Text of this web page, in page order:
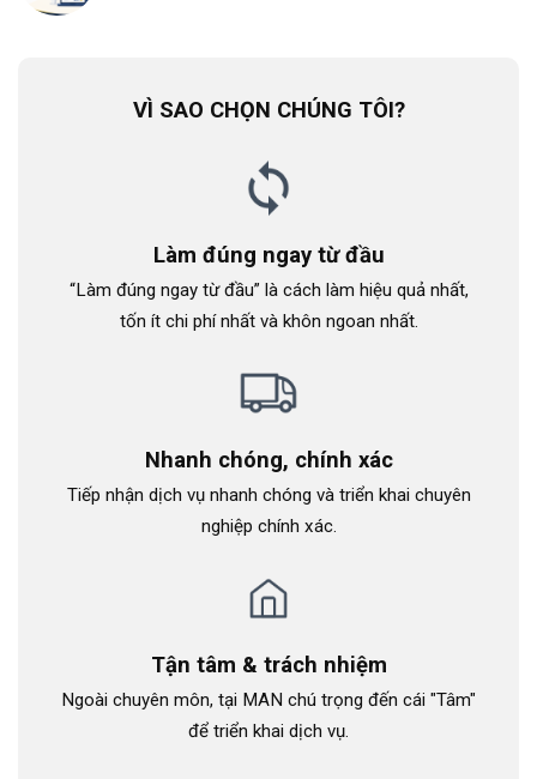
VÌ SAO CHỌN CHÚNG TÔI?
Làm đúng ngay từ đầu
“Làm đúng ngay từ đầu” là cách làm hiệu quả nhất,
tốn ít chi phí nhất và khôn ngoan nhất.
Nhanh chóng, chính xác
Tiếp nhận dịch vụ nhanh chóng và triển khai chuyên
nghiệp chính xác.
Tận tâm & trách nhiệm
Ngoài chuyên môn, tại MAN chú trọng đến cái "Tâm"
để triển khai dịch vụ.